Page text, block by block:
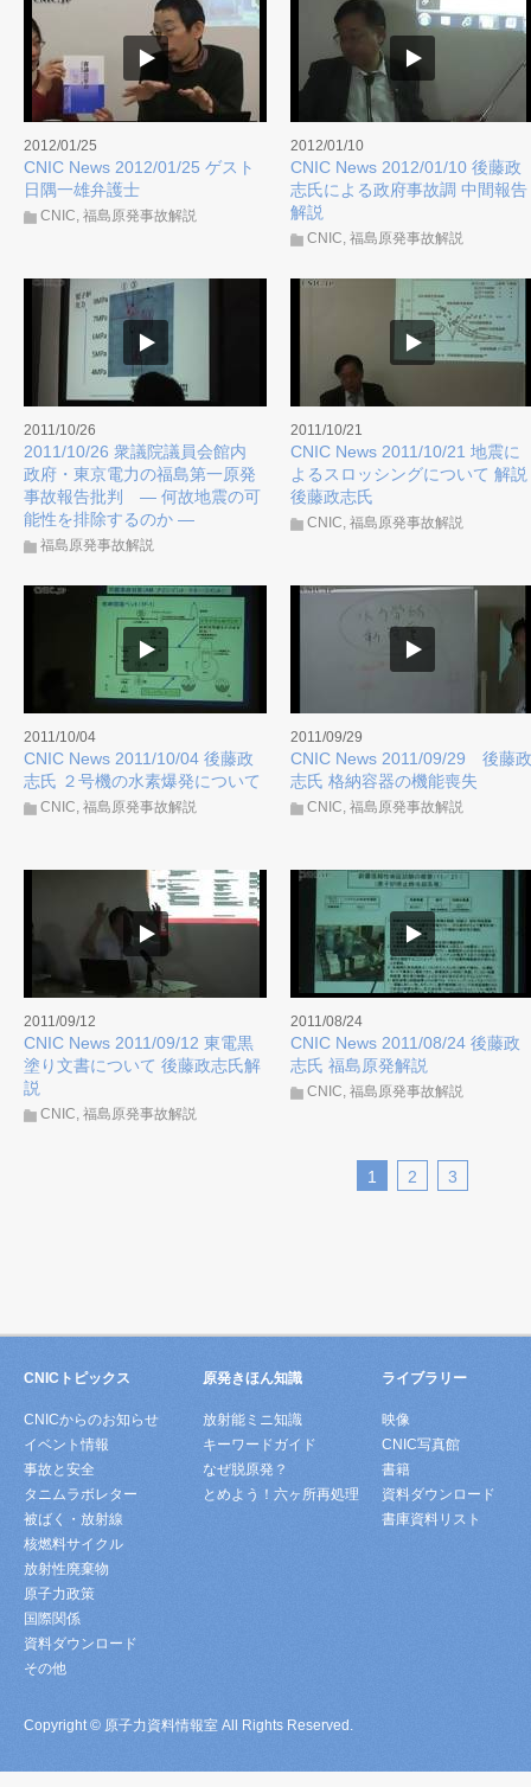
2012/01/25
CNIC News 2012/01/25 ゲスト
日隅一雄弁護士
CNIC, 福島原発事故解説
2012/01/10
CNIC News 2012/01/10 後藤政
志氏による政府事故調 中間報告
解説
CNIC, 福島原発事故解説
2011/10/26
2011/10/26 衆議院議員会館内
政府・東京電力の福島第一原発
事故報告批判 ― 何故地震の可
能性を排除するのか ―
福島原発事故解説
2011/10/21
CNIC News 2011/10/21 地震に
よるスロッシングについて 解説
後藤政志氏
CNIC, 福島原発事故解説
2011/10/04
CNIC News 2011/10/04 後藤政
志氏 ２号機の水素爆発について
CNIC, 福島原発事故解説
2011/09/29
CNIC News 2011/09/29 後藤政
志氏 格納容器の機能喪失
CNIC, 福島原発事故解説
2011/09/12
CNIC News 2011/09/12 東電黒
塗り文書について 後藤政志氏解
説
CNIC, 福島原発事故解説
2011/08/24
CNIC News 2011/08/24 後藤政
志氏 福島原発解説
CNIC, 福島原発事故解説
1 2 3
CNICトピックス
CNICからのお知らせ
イベント情報
事故と安全
タニムラボレター
被ばく・放射線
核燃料サイクル
放射性廃棄物
原子力政策
国際関係
資料ダウンロード
その他
原発きほん知識
放射能ミニ知識
キーワードガイド
なぜ脱原発？
とめよう！六ヶ所再処理
ライブラリー
映像
CNIC写真館
書籍
資料ダウンロード
書庫資料リスト
Copyright © 原子力資料情報室 All Rights Reserved.